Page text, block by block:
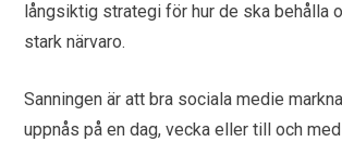
långsiktig strategi för hur de ska behålla
stark närvaro.
Sanningen är att bra sociala medie
uppnås på en dag, vecka eller till och med